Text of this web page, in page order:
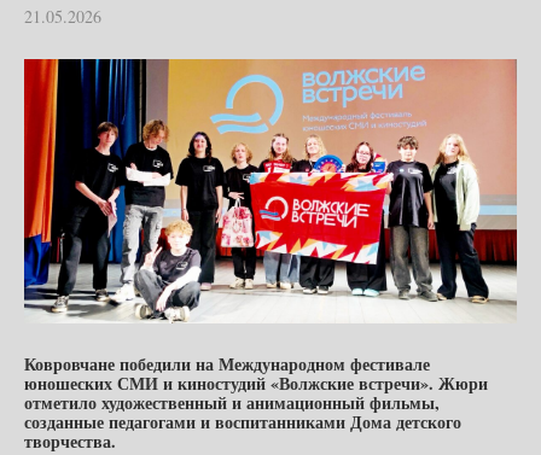
21.05.2026
Ковровчане победили наМеждународном фестивале
юношеских СМИ и киностудий«Волжские встречи». Жюри
отметило художественный и анимационный фильмы,
созданные педагогами и воспитанниками Дома детского
творчества.